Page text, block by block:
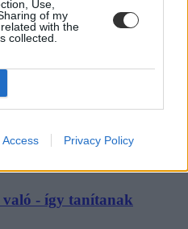
Use,
of my
with the
collected.
Access Privacy Policy
ábrázolni, hogy mi a
rendszernek kellene
és szükségleteihez.
a lényeget.
való - így tanítanak